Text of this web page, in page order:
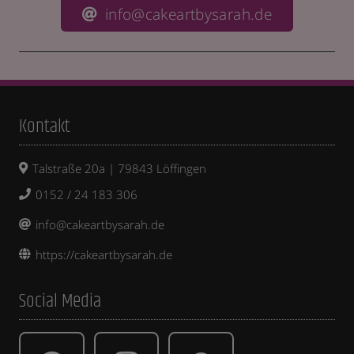
info@cakeartbysarah.de
Kontakt
Talstraße 20a | 79843 Löffingen
0152 / 24 183 306
info@cakeartbysarah.de
https://cakeartbysarah.de
Social Media